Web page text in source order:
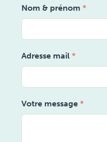
Nom & prénom *
Adresse mail *
Votre message *